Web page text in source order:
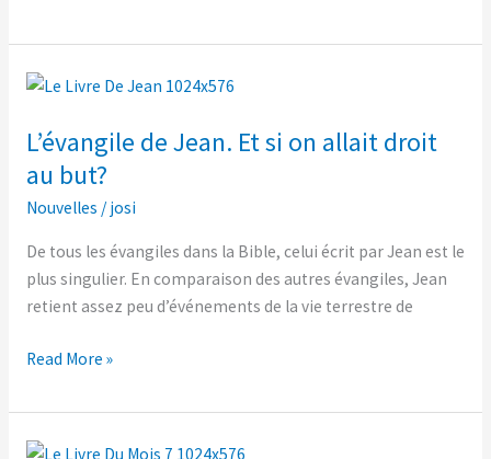
L’évangile de Jean. Et si on allait droit
au but?
Nouvelles / josi
De tous les évangiles dans la Bible, celui écrit par Jean est le
plus singulier. En comparaison des autres évangiles, Jean
retient assez peu d’événements de la vie terrestre de
L’évangile
Jean.
on
allait
droit
au
Read More »
La